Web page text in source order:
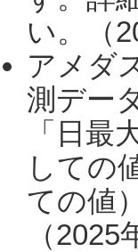
い。（
アメダ
測デー
「日最
しての
ての値
（2025